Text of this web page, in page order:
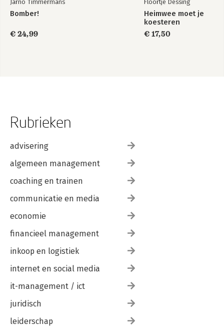
Jarno Timmermans
Bomber!
€ 24,99
Floortje Dessing
Heimwee moet je
koesteren
€ 17,50
Rubrieken
advisering
algemeen management
coaching en trainen
communicatie en media
economie
financieel management
inkoop en logistiek
internet en social media
it-management / ict
juridisch
leiderschap